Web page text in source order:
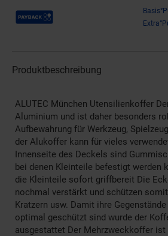
Payback Punkte
Produktbeschreibung
ALUTEC München Utensilienkoffer
Aluminium und ist daher besonders
Aufbewahrung für Werkzeug,
der Alukoffer kann für vieles
Innenseite des Deckels sind
bei denen Kleinteile befestigt werden
die Kleinteile sofort griffbereit Die
nochmal verstärkt und schützen
Kratzern usw. Damit ihre
optimal geschützt sind wurde der
ausgestattet Der Mehrzweckkoffer